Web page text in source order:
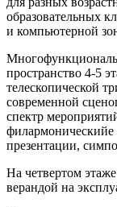
образовательных
и компьютерной
пространство 4-5
телескопической
современной
спектр
филармоническийе
презентации,
На четвертом этаже
верандой на